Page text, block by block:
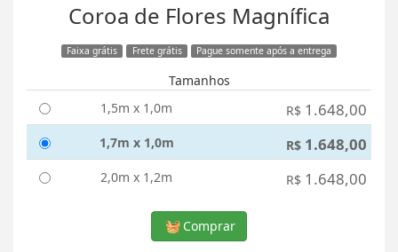
Coroa de Flores Magnífica
Faixa grátis Frete grátis Pague somente após a entrega
Tamanhos
1,5m x 1,0m
R$ 1.648,00
1,7m x 1,0m R$ 1.648,00
2,0m x 1,2m R$ 1.648,00
Comprar